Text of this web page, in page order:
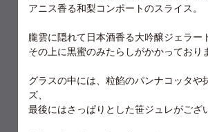
アニス香る和梨コンポートのスライス。
朧雲に隠れて日本酒香る大吟醸ジェラー
その上に黒蜜のみたらしがかかっており
グラスの中には、粒餡のパンナコッタや
ズ、
最後にはさっぱりとした笹ジュレがござ